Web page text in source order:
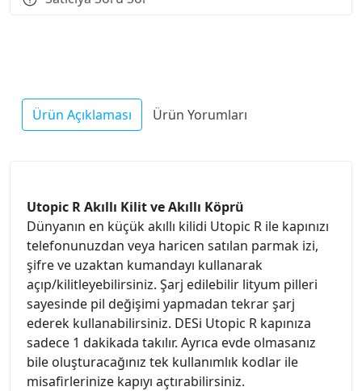
Ürün Açıklaması Ürün Yorumları
Utopic R Akıllı Kilit ve Akıllı Köprü
Dünyanın en küçük akıllı kilidi Utopic R ile kapınızı
telefonunuzdan veya haricen satılan parmak izi,
şifre ve uzaktan kumandayı kullanarak
açıp/kilitleyebilirsiniz. Şarj edilebilir lityum pilleri
sayesinde pil değişimi yapmadan tekrar şarj
ederek kullanabilirsiniz. DESi Utopic R kapınıza
sadece 1 dakikada takılır. Ayrıca evde olmasanız
bile oluşturacağınız tek kullanımlık kodlar ile
misafirlerinize kapıyı açtırabilirsiniz.